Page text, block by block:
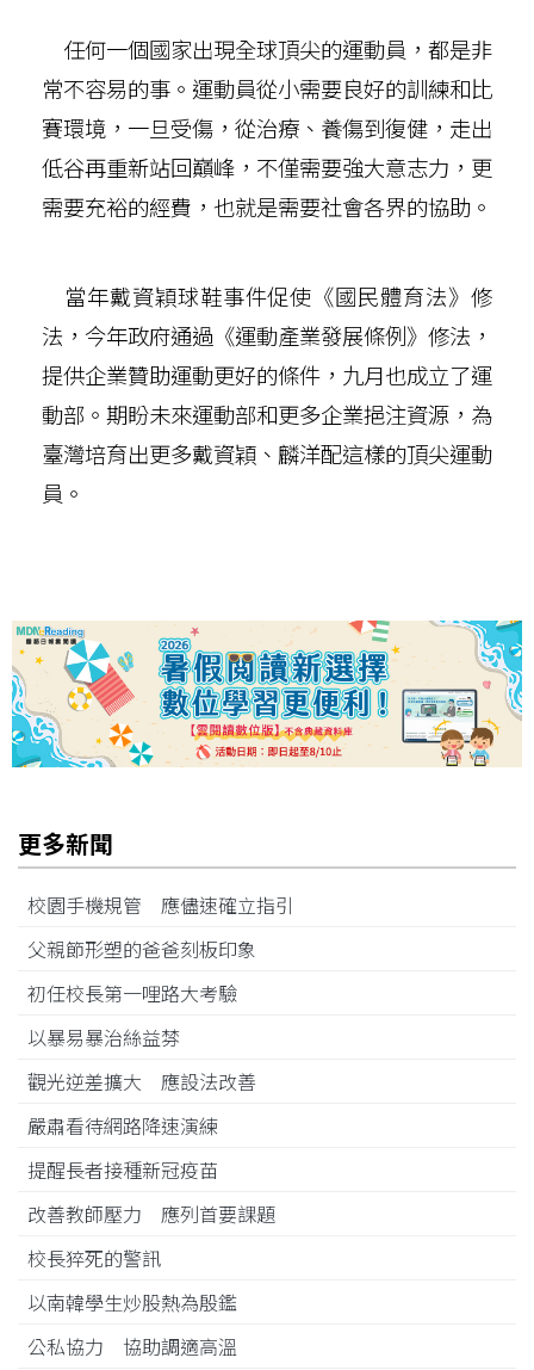
任何一個國家出現全球頂尖的運動員，都是非
常不容易的事。運動員從小需要良好的訓練和比
賽環境，一旦受傷，從治療、養傷到復健，走出
低谷再重新站回巔峰，不僅需要強大意志力，更
需要充裕的經費，也就是需要社會各界的協助。
當年戴資穎球鞋事件促使《國民體育法》修
法，今年政府通過《運動產業發展條例》修法，
提供企業贊助運動更好的條件，九月也成立了運
動部。期盼未來運動部和更多企業挹注資源，為
臺灣培育出更多戴資穎、麟洋配這樣的頂尖運動
員。
更多新聞
校園手機規管 應儘速確立指引
父親節形塑的爸爸刻板印象
初任校長第一哩路大考驗
以暴易暴治絲益棼
觀光逆差擴大 應設法改善
嚴肅看待網路降速演練
提醒長者接種新冠疫苗
改善教師壓力 應列首要課題
校長猝死的警訊
以南韓學生炒股熱為殷鑑
公私協力 協助調適高溫